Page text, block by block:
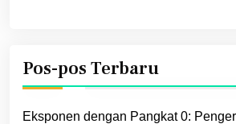
Pos-pos Terbaru
Eksponen dengan Pangkat 0: